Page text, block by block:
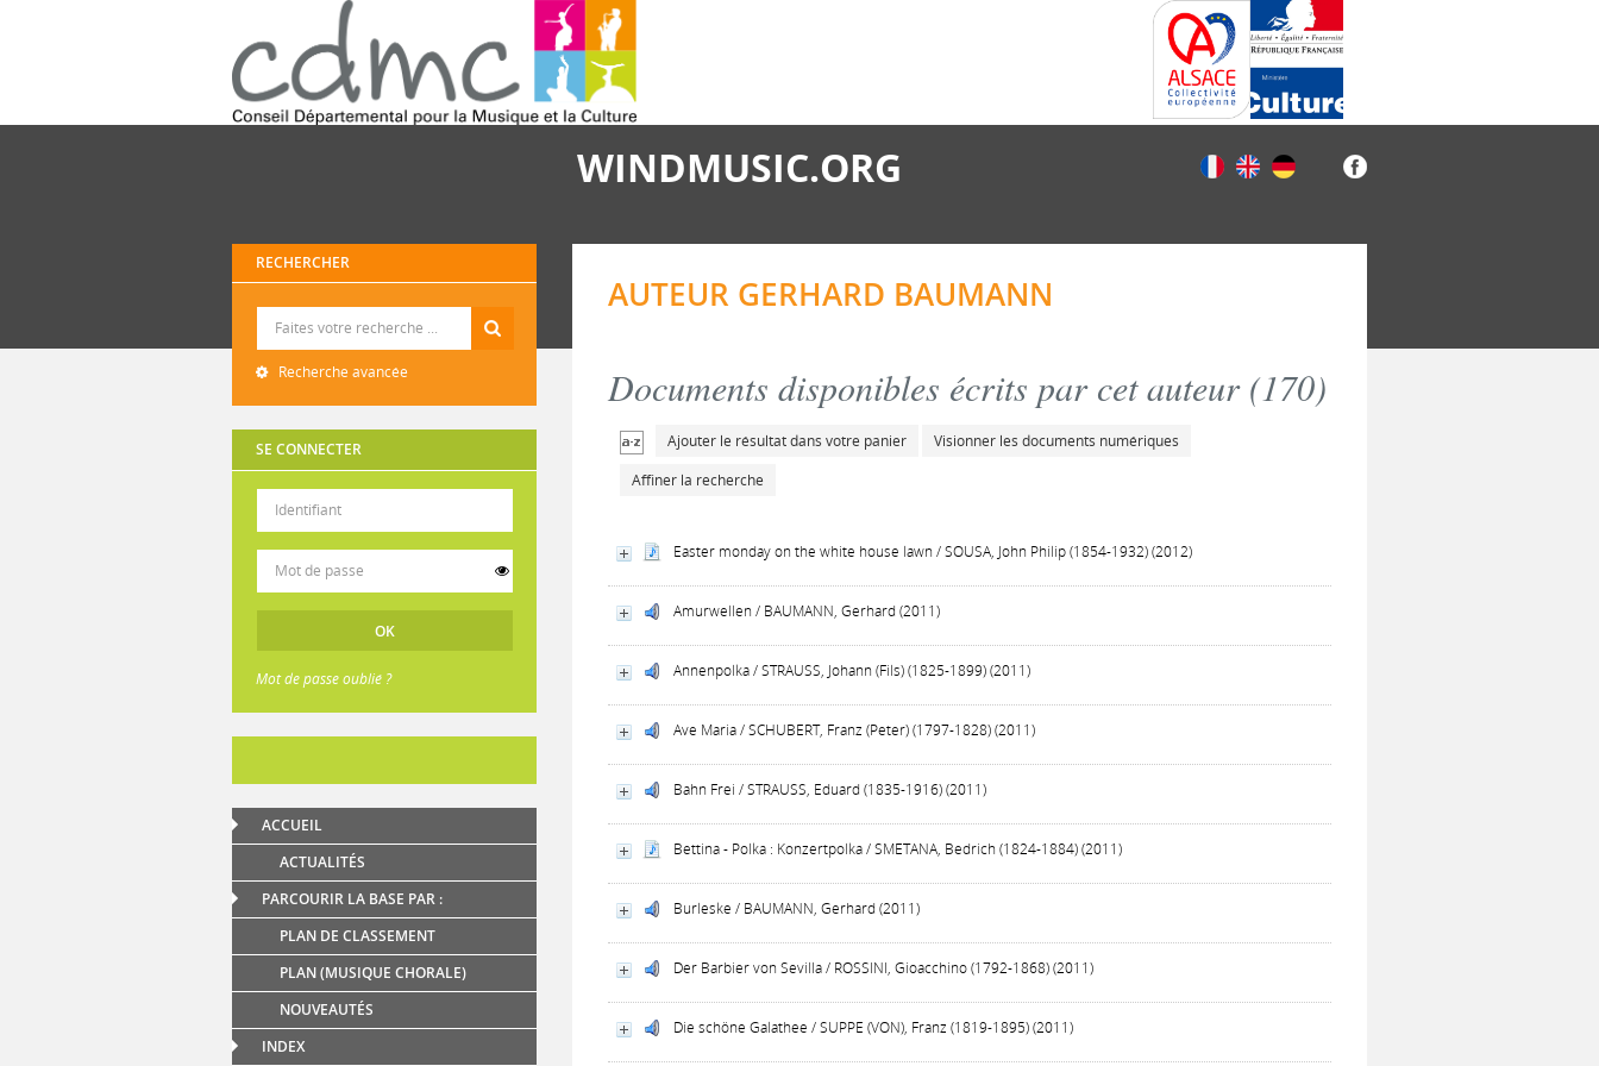
WINDMUSIC.ORG
RECHERCHER
Recherche avancée
SE CONNECTER
Mot de passe oublié ?
ACCUEIL
ACTUALITÉS
PARCOURIR LA BASE PAR :
PLAN DE CLASSEMENT
PLAN (MUSIQUE CHORALE)
NOUVEAUTÉS
INDEX
AUTEUR GERHARD BAUMANN
Documents disponibles écrits par cet auteur (170)
Ajouter le résultat dans votre panier
Visionner les documents numériques
Affiner la recherche
Easter monday on the white house lawn / SOUSA, John Philip (1854-1932) (2012)
Amurwellen / BAUMANN, Gerhard (2011)
Annenpolka / STRAUSS, Johann (Fils) (1825-1899) (2011)
Ave Maria / SCHUBERT, Franz (Peter) (1797-1828) (2011)
Bahn Frei / STRAUSS, Eduard (1835-1916) (2011)
Bettina - Polka : Konzertpolka / SMETANA, Bedrich (1824-1884) (2011)
Burleske / BAUMANN, Gerhard (2011)
Der Barbier von Sevilla / ROSSINI, Gioacchino (1792-1868) (2011)
Die schöne Galathee / SUPPE (VON), Franz (1819-1895) (2011)